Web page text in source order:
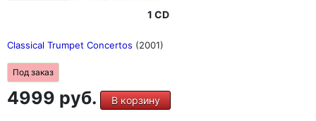
1 CD
Classical Trumpet Concertos (2001)
Под заказ
4999 руб. В корзину